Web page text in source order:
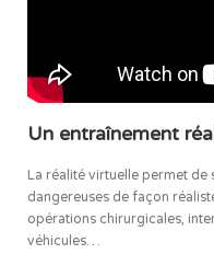
Un entraînement
La réalité virtuelle permet de
dangereuses de façon
opérations chirurgicales,
véhicules…